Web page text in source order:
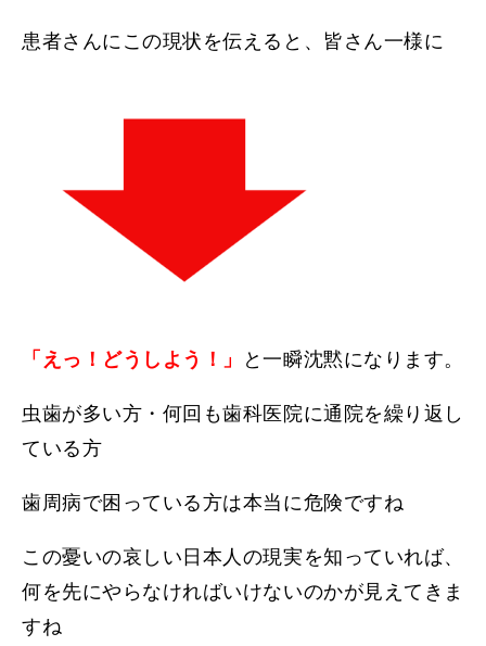
患者さんにこの現状を伝えると、皆さん一様に
「えっ！どうしよう！」 と一瞬沈黙になります。
虫歯が多い方・何回も歯科医院に通院を繰り返し
ている方
歯周病で困っている方は本当に危険ですね
この憂いの哀しい日本人の現実を知っていれば、
何を先にやらなければいけないのかが見えてきま
すね